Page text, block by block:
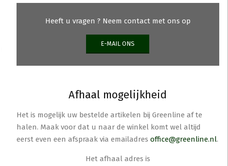
Heeft u vragen ? Neem contact met ons op
E-MAIL ONS
Afhaal mogelijkheid
Het is mogelijk uw bestelde artikelen bij Greenline af te
halen. Maak voor dat u naar de winkel komt wel altijd
eerst even een afspraak via emailadres office@greenline.nl.
Het afhaal adres is